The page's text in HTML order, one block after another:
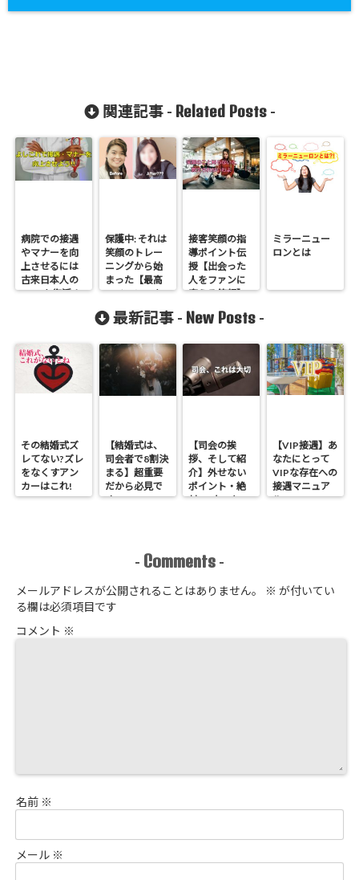
関連記事 - Related Posts-
病院での接遇
やマナーを向
上させるには
古来日本人の
DNAを復活さ
保護中: それは
笑顔のトレー
ニングから始
まった【最高
のチャンスを
掴むきっか
け】
接客笑顔の指
導ポイント伝
授【出会った
人をファンに
変える笑顔】
ミラーニュー
ロンとは
最新記事 - New Posts -
その結婚式ズ
レてない?ズレ
をなくすアン
カーはこれ!
【結婚式は、
司会者で8割決
まる】超重要
だから必見で
す
【司会の挨
拶、そして紹
介】外せない
ポイント・絶
対NGなこと
【VIP接遇】あ
なたにとって
VIPな存在への
接遇マニュア
ル
- Comments -
メールアドレスが公開されることはありません。 ※ が付いてい
る欄は必須項目です
コメント ※
名前 ※
メール ※